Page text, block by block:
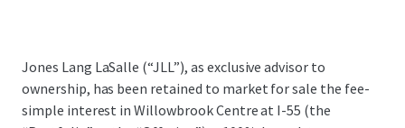
Jones Lang LaSalle (“JLL”), as exclusive advisor to
ownership, has been retained to market for sale the fee-
simple interest in Willowbrook Centre at I-55 (the